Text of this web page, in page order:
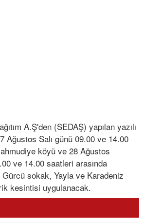
A.Ş'den (SEDAŞ) yapılan yazılı
Ağustos Salı günü 09.00 ve 14.00
köyü ve 28 Ağustos
ve 14.00 saatleri arasında
sokak, Yayla ve Karadeniz
kesintisi uygulanacak.